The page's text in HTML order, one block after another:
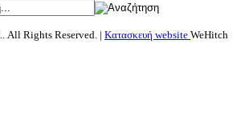
All Rights Reserved. | Κατασκευή website WeHitch